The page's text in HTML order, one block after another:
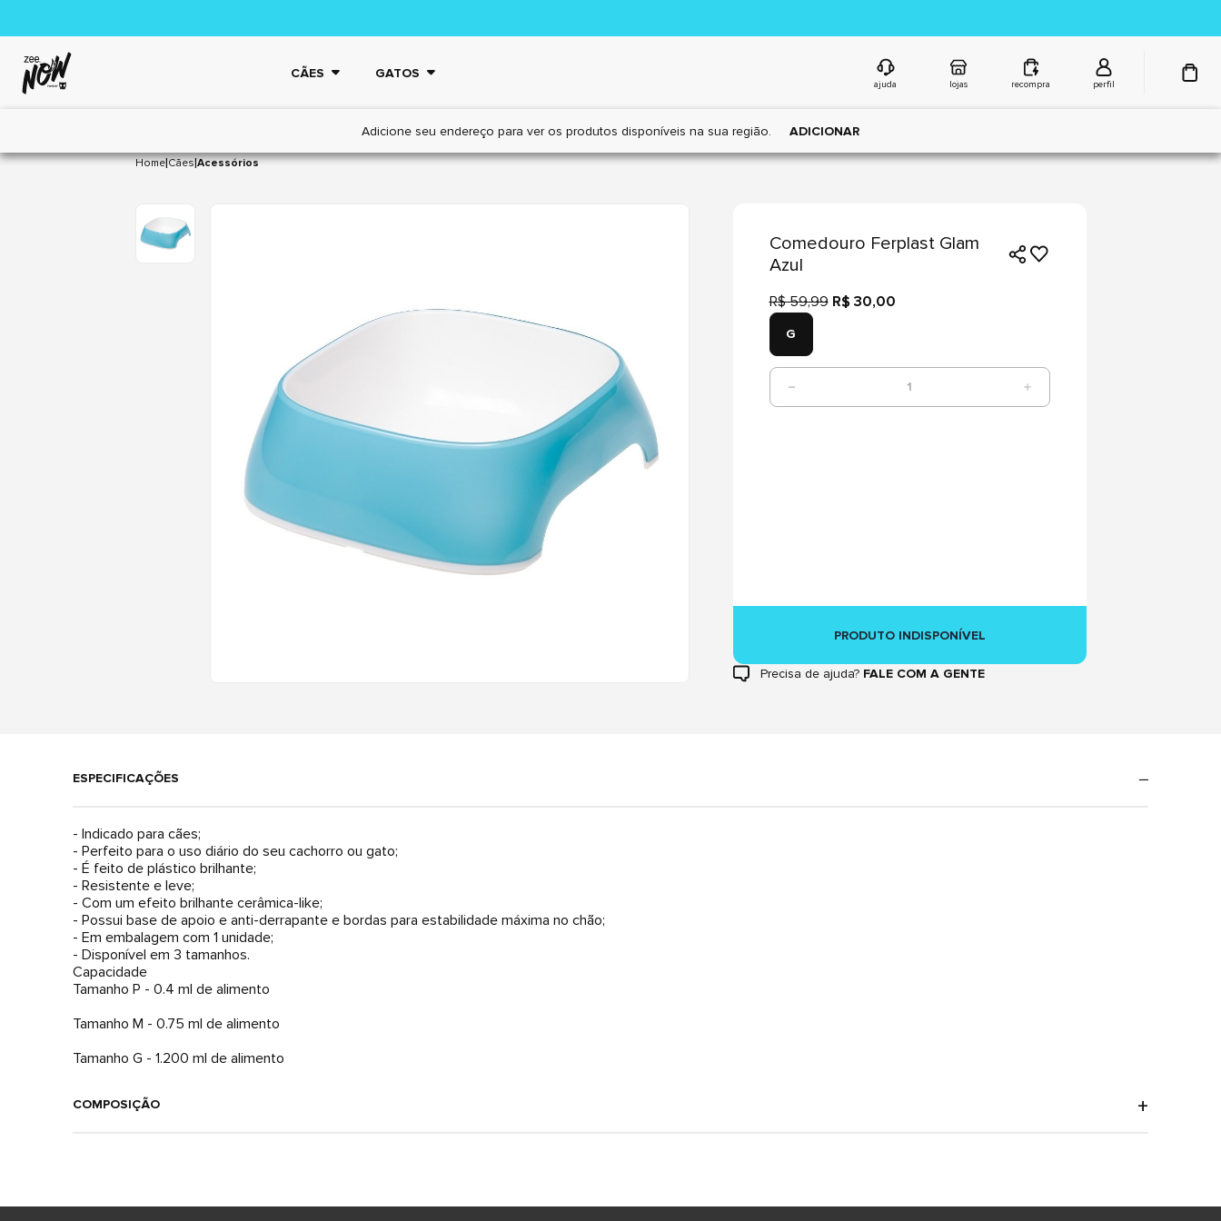
CÃES GATOS
ajuda lojas recompra perfil
Adicione seu endereço para ver os produtos disponíveis na sua região. ADICIONAR
Home|Cães|Acessórios
Comedouro Ferplast Glam
Azul
R$ 59,99 R$ 30,00
G
1
PRODUTO INDISPONÍVEL
Precisa de ajuda? FALE COM A GENTE
ESPECIFICAÇÕES
- Indicado para cães;
- Perfeito para o uso diário do seu cachorro ou gato;
- É feito de plástico brilhante;
- Resistente e leve;
- Com um efeito brilhante cerâmica-like;
- Possui base de apoio e anti-derrapante e bordas para estabilidade máxima no chão;
- Em embalagem com 1 unidade;
- Disponível em 3 tamanhos.
Capacidade
Tamanho P - 0.4 ml de alimento
Tamanho M - 0.75 ml de alimento
Tamanho G - 1.200 ml de alimento
COMPOSIÇÃO